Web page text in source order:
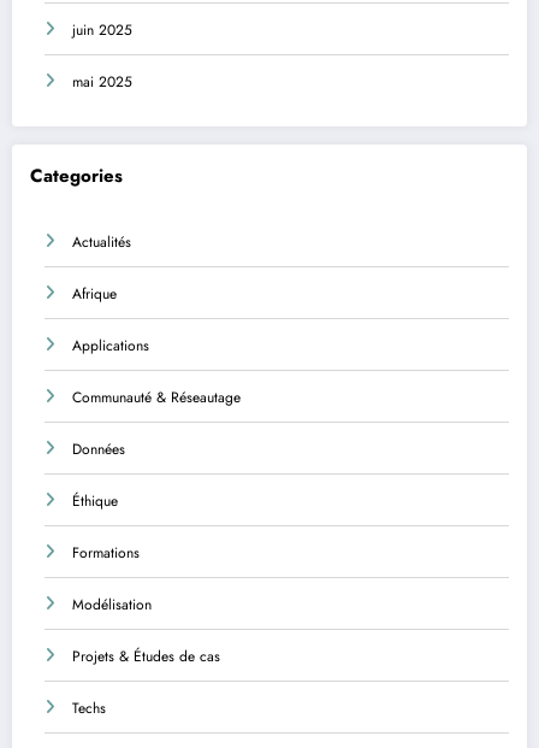
juin 2025
mai 2025
Categories
Actualités
Afrique
Applications
Communauté & Réseautage
Données
Éthique
Formations
Modélisation
Projets & Études de cas
Techs